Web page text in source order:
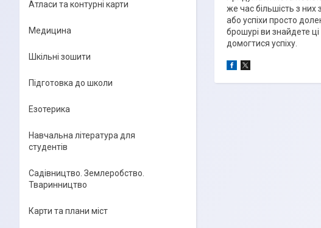
же час більшість з
або успіхи просто
брошурі ви знайдете
домогтися успіху.
Атласи та контурні карти
Медицина
Шкільні зошити
Підготовка до школи
Езотерика
Навчальна література для
студентів
Садівництво. Землеробство.
Тваринництво
Карти та плани міст